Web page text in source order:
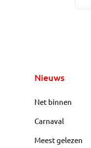
Nieuws
Net binnen
Carnaval
Meest gelezen